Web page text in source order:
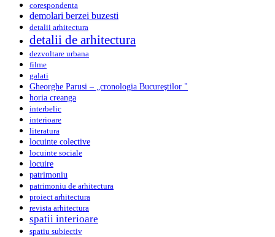
corespondenta
demolari berzei buzesti
detalii arhitectura
detalii de arhitectura
dezvoltare urbana
filme
galati
Gheorghe Parusi – „cronologia Bucureştilor "
horia creanga
interbelic
interioare
literatura
locuinte colective
locuinte sociale
locuire
patrimoniu
patrimoniu de arhitectura
proiect arhitectura
revista arhitectura
spatii interioare
spatiu subiectiv